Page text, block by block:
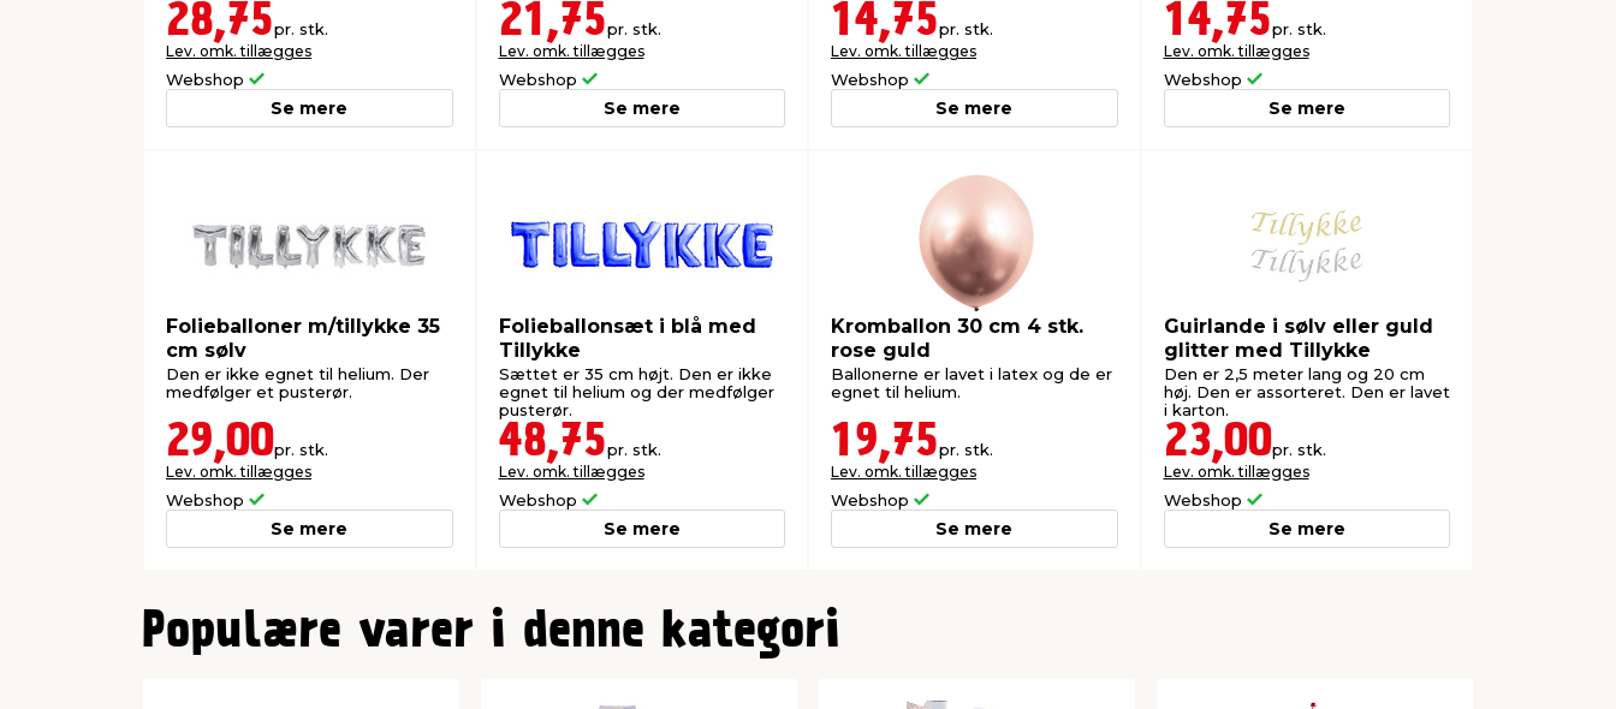
28,75pr. stk.
Lev. omk. tillægges
Webshop
Se mere
21,75pr. stk.
Lev. omk. tillægges
Webshop
Se mere
14,75pr. stk.
Lev. omk. tillægges
Webshop
Se mere
14,75pr. stk.
Lev. omk. tillægges
Webshop
Se mere
Folieballoner m/tillykke 35
cm sølv
Den er ikke egnet til helium. Der
medfølger et pusterør.
29,00pr. stk.
Lev. omk. tillægges
Webshop
Se mere
Folieballonsæt i blå med
Tillykke
Sættet er 35 cm højt. Den er ikke
egnet til helium og der medfølger
pusterør.
48,75pr. stk.
Lev. omk. tillægges
Webshop
Se mere
Kromballon 30 cm 4 stk.
rose guld
Ballonerne er lavet i latex og de er
egnet til helium.
19,75pr. stk.
Lev. omk. tillægges
Webshop
Se mere
Guirlande i sølv eller guld
glitter med Tillykke
Den er 2,5 meter lang og 20 cm
høj. Den er assorteret. Den er lavet
i karton.
23,00pr. stk.
Lev. omk. tillægges
Webshop
Se mere
2
3
Populære varer i denne kategori